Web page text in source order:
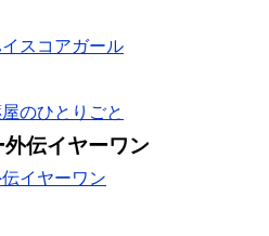
スコアガール
のひとりごと
伝イヤーワン
イヤーワン